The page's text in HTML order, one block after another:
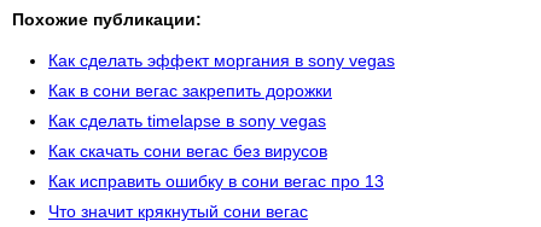
Похожие публикации:
Как сделать эффект моргания в sony vegas
Как в сони вегас закрепить дорожки
Как сделать timelapse в sony vegas
Как скачать сони вегас без вирусов
Как исправить ошибку в сони вегас про 13
Что значит крякнутый сони вегас